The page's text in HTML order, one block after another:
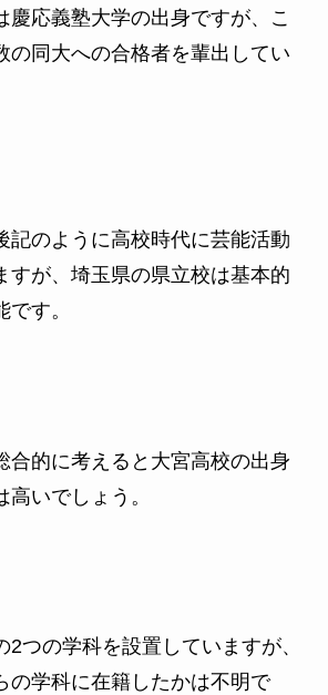
慶応義塾大学の出身ですが、こ
の同大への合格者を輩出してい
記のように高校時代に芸能活動
すが、埼玉県の県立校は基本的
す。
合的に考えると大宮高校の出身
いでしょう。
2つの学科を設置していますが、
の学科に在籍したかは不明で